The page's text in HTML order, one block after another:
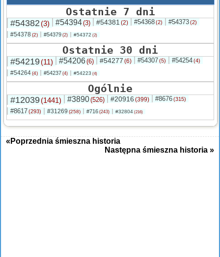
Ostatnie 7 dni
#54382 (3) #54394(3) #54381 (2) #54368(2) #54373(2)
#54378 (2) #54379 (2) #54372 (2)
Ostatnie 30 dni
#54219(11) #54206(6) #54277 (6) #54307(5) #54254(4)
#54264(4) #54237 (4) #54223 (4)
Ogólnie
#12039(1441) #3890(526) #20916 (399) #8676(315)
#8617(293) #31269 (258) #716 (243) #32804 (216)
«Poprzednia śmieszna historia
Następna śmieszna historia »